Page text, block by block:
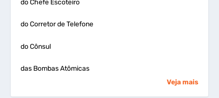
do Chefe Escoteiro
do Corretor de Telefone
do Cônsul
das Bombas Atômicas
Veja mais